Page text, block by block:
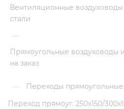
Вентиляционные
стали
—
Прямоугольные воздуховоды
на заказ
— Переходы прямоугольные
Переход прямоуг. 250х150/